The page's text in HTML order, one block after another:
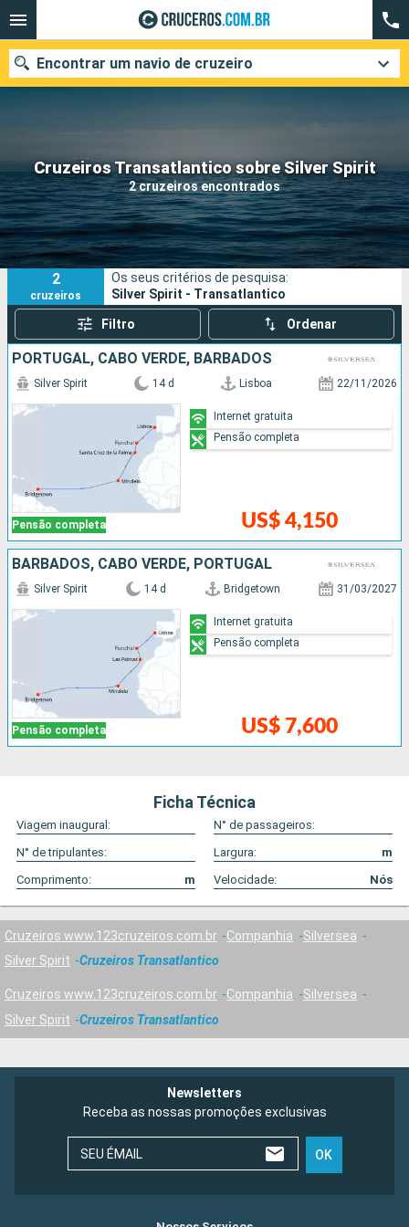
Cruzeiros Transatlantico sobre Silver Spirit
2 cruzeiros encontrados
Encontrar um navio de cruzeiro
Quando ir?
Data de partida
Cidades Companhias
Pesquisar
2
cruzeiros
Os seus critérios de pesquisa:
Silver Spirit - Transatlantico
Filtro Ordenar
PORTUGAL, CABO VERDE, BARBADOS
Pensão completa
Silver Spirit 14 d Lisboa 22/11/2026
US$ 4,150
Internet gratuita
Pensão completa
BARBADOS, CABO VERDE, PORTUGAL
Pensão completa
Silver Spirit 14 d Bridgetown 31/03/2027
US$ 7,600
Internet gratuita
Pensão completa
Ficha Técnica
Viagem inaugural:
N° de passageiros:
N° de tripulantes:
Largura:
m
Comprimento:
m Velocidade: Nós
Cruzeiros www.123cruzeiros.com.br Companhia
Silversea
Silver Spirit
Cruzeiros Transatlantico
Cruzeiros www.123cruzeiros.com.br Companhia
Silversea
Silver Spirit
Cruzeiros Transatlantico
Newsletters
Receba as nossas promoções exclusivas
SEU ÉMAIL OK